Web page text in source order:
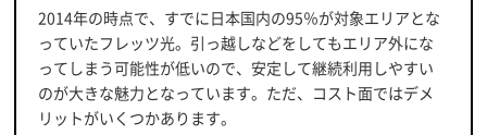
2014年の時点で、すでに日本国内の95％が対象エリアとな
っていたフレッツ光。引っ越しなどをしてもエリア外にな
ってしまう可能性が低いので、安定して継続利用しやすい
のが大きな魅力となっています。ただ、コスト面ではデメ
リットがいくつかあります。